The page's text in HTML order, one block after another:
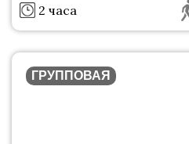
2 часа
ГРУППОВАЯ